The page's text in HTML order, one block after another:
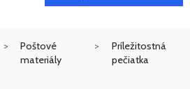
Poštové
materiály
Príležitostná
pečiatka